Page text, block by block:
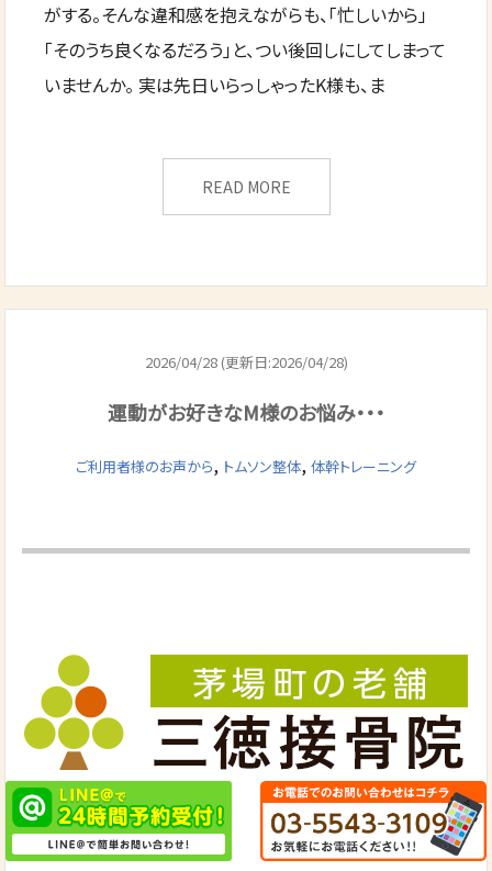
がする。そんな違和感を抱えながらも、「忙しいから」
「そのうち良くなるだろう」と、つい後回しにしてしまって
いませんか。 実は先日いらっしゃったK様も、ま
READ MORE
2026/04/28 (更新日:2026/04/28)
運動がお好きなM様のお悩み・・・
ご利用者様のお声から, トムソン整体, 体幹トレーニング